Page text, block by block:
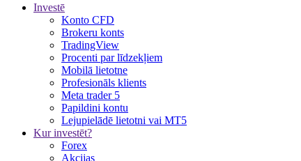
Investē
Konto CFD
Brokeru konts
TradingView
Procenti par līdzekļiem
Mobilā lietotne
Profesionāls klients
Meta trader 5
Papildini kontu
Lejupielādē lietotni vai MT5
Kur investēt?
Forex
Akcijas